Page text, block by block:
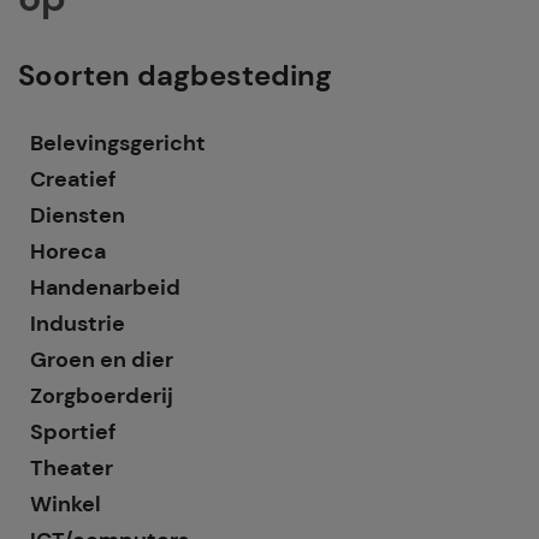
Soorten dagbesteding
Belevingsgericht
Creatief
Diensten
Horeca
Handenarbeid
Industrie
Groen en dier
Zorgboerderij
Sportief
Theater
Winkel